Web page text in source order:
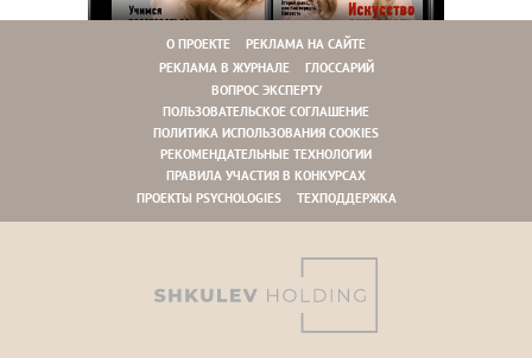
О ПРОЕКТЕ
РЕКЛАМА НА САЙТЕ
РЕКЛАМА В ЖУРНАЛЕ
ГЛОССАРИЙ
ВОПРОС ЭКСПЕРТУ
ПОЛЬЗОВАТЕЛЬСКОЕ СОГЛАШЕНИЕ
ПОЛИТИКА ИСПОЛЬЗОВАНИЯ COOKIES
РЕКОМЕНДАТЕЛЬНЫЕ ТЕХНОЛОГИИ
ПРАВИЛА УЧАСТИЯ В КОНКУРСАХ
ПРОЕКТЫ PSYCHOLOGIES
ТЕХПОДДЕРЖКА